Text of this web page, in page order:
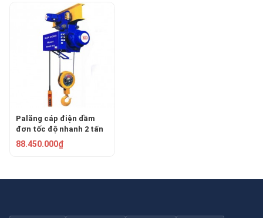
Palăng cáp điện dầm
đơn tốc độ nhanh 2 tấn
6m KDWM-2T6L-HH
88.450.000₫